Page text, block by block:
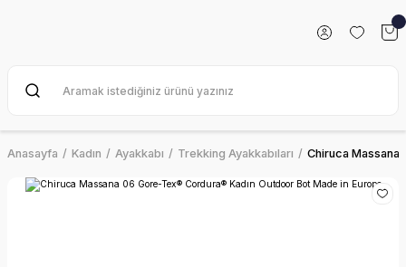
Anasayfa Kadın Ayakkabı Trekking Ayakkabıları Chiruca Massana